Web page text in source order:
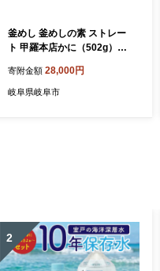
釜めし 釜めしの素 ストレー
ト 甲羅本店かに（502g）×1
簡単 アレンジ メニュー 美味
しい おいしい ストック おす
寄附金額 28,000円
岐阜県岐阜市
2